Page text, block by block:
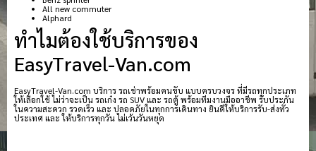
All new commuter
Alphard
ทำไมต้องใช้บริการของ
EasyTravel-Van.com
EasyTravel-Van.com บริการ รถเช่าพร้อมคนขับ แบบครบวงจร ที่มีรถทุกประเภท
ให้เลือกใช้ ไม่ว่าจะเป็น รถเก๋ง รถ SUV และ รถตู้ พร้อมทีมงานมืออาชีพ รับประกัน
ในความสะดวก รวดเร็ว และ ปลอดภัยในทุกการเดินทาง ยินดีให้บริการรับ-ส่งทั่ว
ประเทศ และ ให้บริการทุกวัน ไม่เว้นวันหยุด